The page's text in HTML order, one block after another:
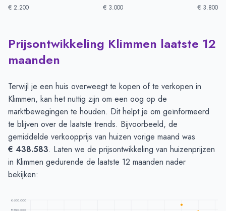
€ 2.200 € 3.000 € 3.800
Huizenprijzen in Klimmen per m2-Afgelopen 3 maanden (per
Type
Vraagprijs in euro's
Verkoopprijs in euro's
€ 3.725
Prijsontwikkeling Klimmen laatste 12
maanden
Terwijl je een huis overweegt te kopen of te verkopen in
Klimmen, kan het nuttig zijn om een oog op de
marktbewegingen te houden. Dit helpt je om geïnformeerd
te blijven over de laatste trends. Bijvoorbeeld, de
gemiddelde verkoopprijs van huizen vorige maand was
€ 438.583. Laten we de prijsontwikkeling van huizenprijzen
in Klimmen gedurende de laatste 12 maanden nader
bekijken:
€ 600.000
€ 550.000